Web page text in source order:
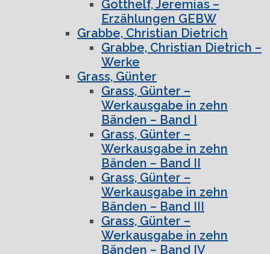
Gotthelf, Jeremias –
Erzählungen GEBW
Grabbe, Christian Dietrich
Grabbe, Christian Dietrich –
Werke
Grass, Günter
Grass, Günter –
Werkausgabe in zehn
Bänden – Band I
Grass, Günter –
Werkausgabe in zehn
Bänden – Band II
Grass, Günter –
Werkausgabe in zehn
Bänden – Band III
Grass, Günter –
Werkausgabe in zehn
Bänden – Band IV